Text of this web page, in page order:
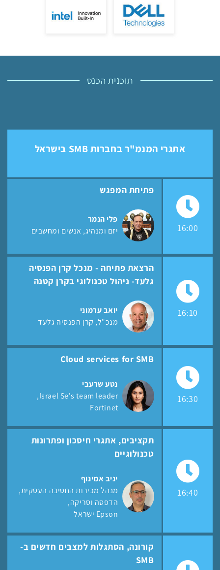
תוכנית הכנס
אתגרי המנמ"ר בחברות SMB בישראל
16:00
פתיחת המפגש
פלי הנמר
יזם ומנהיג אנשים ומחשבים
16:10
הרצאת פתיחה - מנכל קרן הפנסיה
גלעד- ניהול טכנולוגי בקרן קטנה
יואב ערמוני
מנכ"ל קרן הפנסיה גלעד
16:30
Cloud services for SMB
נטע שרעבי
Israel Se's team leader
Fortinet
16:40
תקציבים, אתגרי חיסכון ופתרונות
טכנולוגיים
יניב אמינוף
מנהל מכירות החטיבה העסקית,
הדפסה וסריקה
Epson ישראל
קורונה, הסתגלות למצבים חדשים ב-
SMB